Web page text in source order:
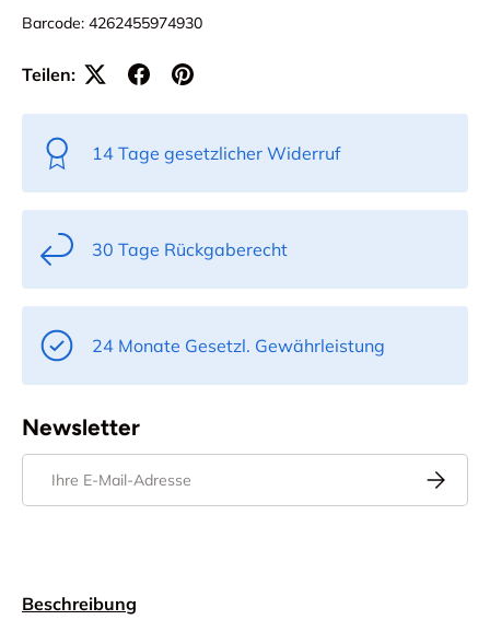
Barcode: 4262455974930
Teilen:
14 Tage gesetzlicher Widerruf
30 Tage Rückgaberecht
24 Monate Gesetzl. Gewährleistung
Newsletter
Beschreibung